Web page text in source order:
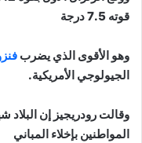
قوته 7.5 درجة
وهو الأقوى الذي يضرب
الجيولوجي الأمريكية.
المواطنين بإخلاء المباني